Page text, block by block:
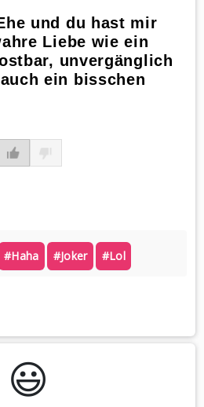
und du hast mir
Liebe wie ein
unvergänglich
ein bisschen
#haha #joker #lol
😃️